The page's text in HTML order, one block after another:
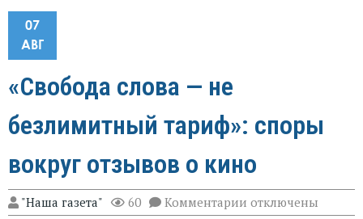
07
АВГ
«Свобода слова — не
безлимитный тариф»: споры
вокруг отзывов о кино
"Наша газета" 60 Комментарии к
записи
отключены